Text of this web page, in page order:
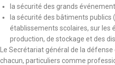
la sécurité des grands
la sécurité des bâtiments
établissements scolaires, sur les
production, de stockage et des
Le Secrétariat général de la
chacun, particuliers comme